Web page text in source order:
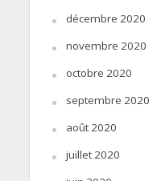
décembre 2020
novembre 2020
octobre 2020
septembre 2020
août 2020
juillet 2020